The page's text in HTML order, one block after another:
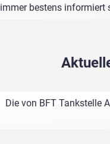
immer bestens informiert
Die von BFT Tankstelle